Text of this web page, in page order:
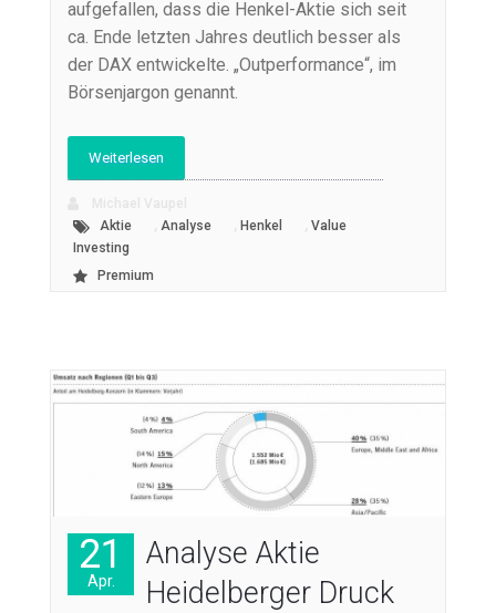
aufgefallen, dass die Henkel-Aktie sich seit
ca. Ende letzten Jahres deutlich besser als
der DAX entwickelte. „Outperformance“, im
Börsenjargon genannt.
Weiterlesen
Aktie
Analyse Henkel
Value
Investing
Premium
21
Apr.
Analyse Aktie
Heidelberger Druck